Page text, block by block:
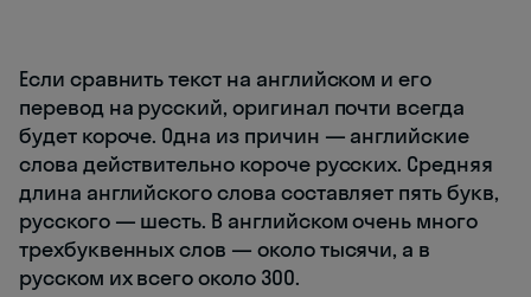
Если сравнить текст на английском и его
перевод на русский, оригинал почти всегда
будет короче. Одна из причин — английские
слова действительно короче русских. Средняя
длина английского слова составляет пять букв,
русского — шесть. В английском очень много
трехбуквенных слов — около тысячи, а в
русском их всего около 300.